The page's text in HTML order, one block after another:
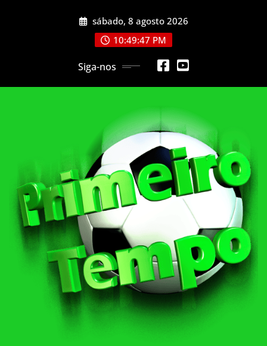
sábado, 8 agosto 2026
10:49:49 PM
Siga-nos